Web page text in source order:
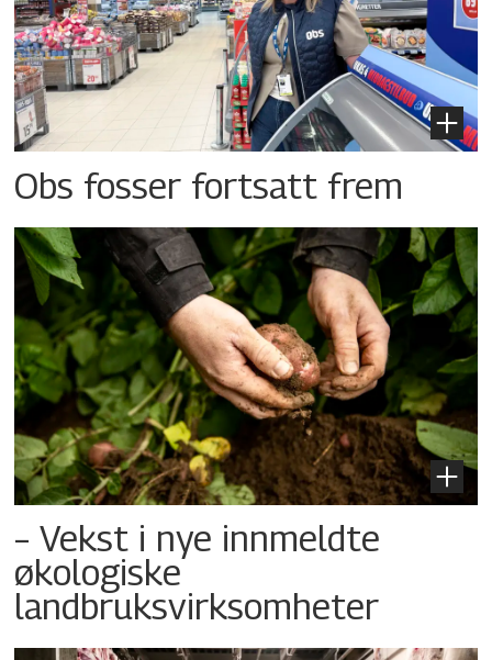
Obs fosser fortsatt frem
– Vekst i nye innmeldte
økologiske
landbruksvirksomheter